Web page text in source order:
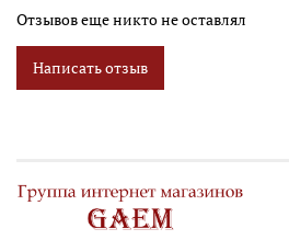
Отзывов еще никто не оставлял
Написать отзыв